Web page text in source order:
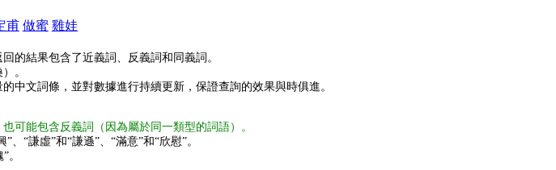
甫 做蜜 雞娃
的結果包含了近義詞、反義詞和同義詞。
。
中文詞條，並對數據進行持續更新，保證查詢的效果與時俱進。
可能包含反義詞（因為屬於同一類型的詞語）。
“謙虛”和“謙遜”、“滿意”和“欣慰”。
。